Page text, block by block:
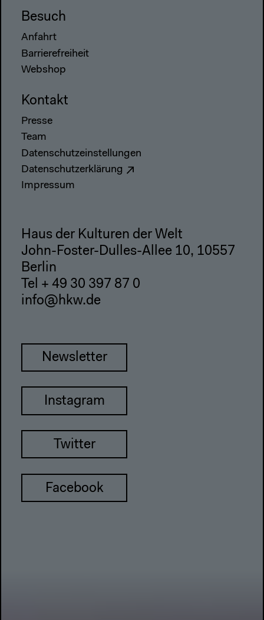
Besuch
Anfahrt
Barrierefreiheit
Webshop
Kontakt
Presse
Team
Datenschutzeinstellungen
Datenschutzerklärung
Impressum
Haus der Kulturen der Welt
John-Foster-Dulles-Allee 10, 10557
Berlin
Tel + 49 30 397 87 0
info@hkw.de
Newsletter
Instagram
Twitter
Facebook